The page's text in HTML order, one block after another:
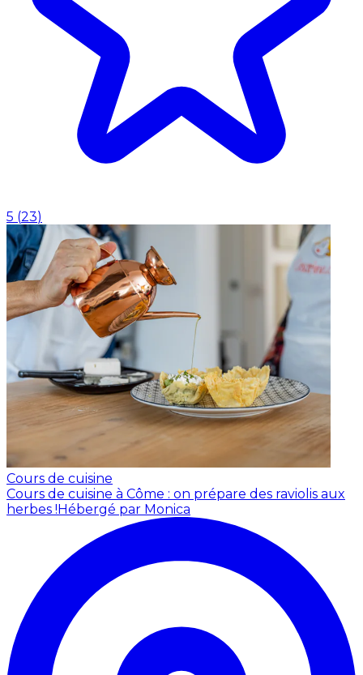
5 (23)
Cours de cuisine
Cours de cuisine à Côme : on prépare des raviolis aux
herbes !Hébergé par Monica